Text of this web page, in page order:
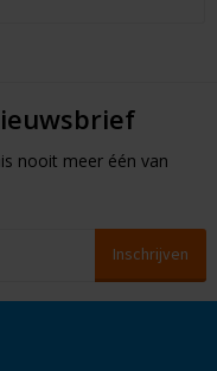
nooit meer één van